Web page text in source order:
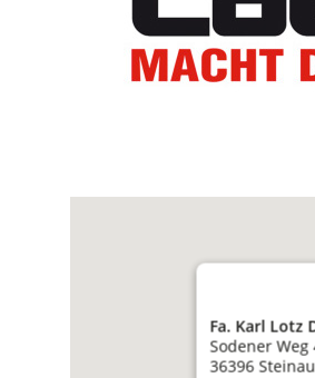
Fa. Karl Lotz
Sodener Weg
36396